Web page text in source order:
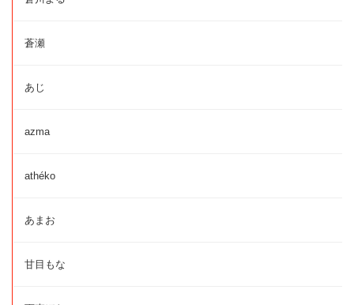
蒼瀬
あじ
azma
athéko
あまお
甘目もな